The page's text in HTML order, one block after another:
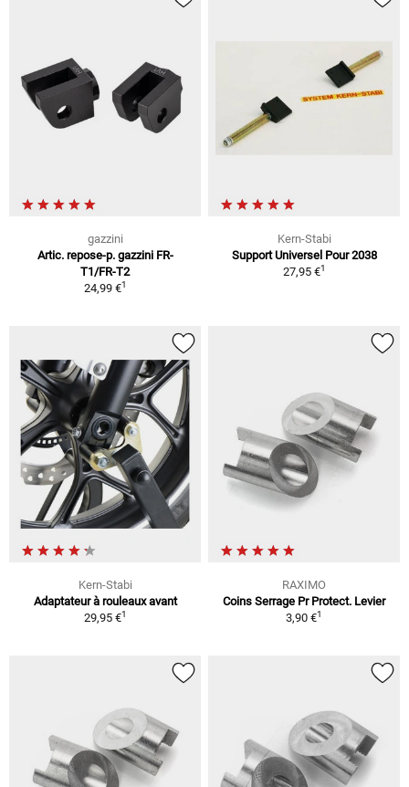
gazzini
Artic. repose-p. gazzini FR-
T1/FR-T2
24,99 €1
Kern-Stabi
Support Universel Pour 2038
27,95 €1
Kern-Stabi
Adaptateur à rouleaux avant
29,95 €1
RAXIMO
Coins Serrage Pr Protect. Levier
3,90 €1